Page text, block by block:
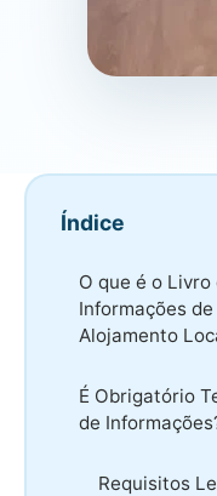
Índice
O que é o Livro
Informações de
Alojamento
É Obrigatório
de
Requisitos